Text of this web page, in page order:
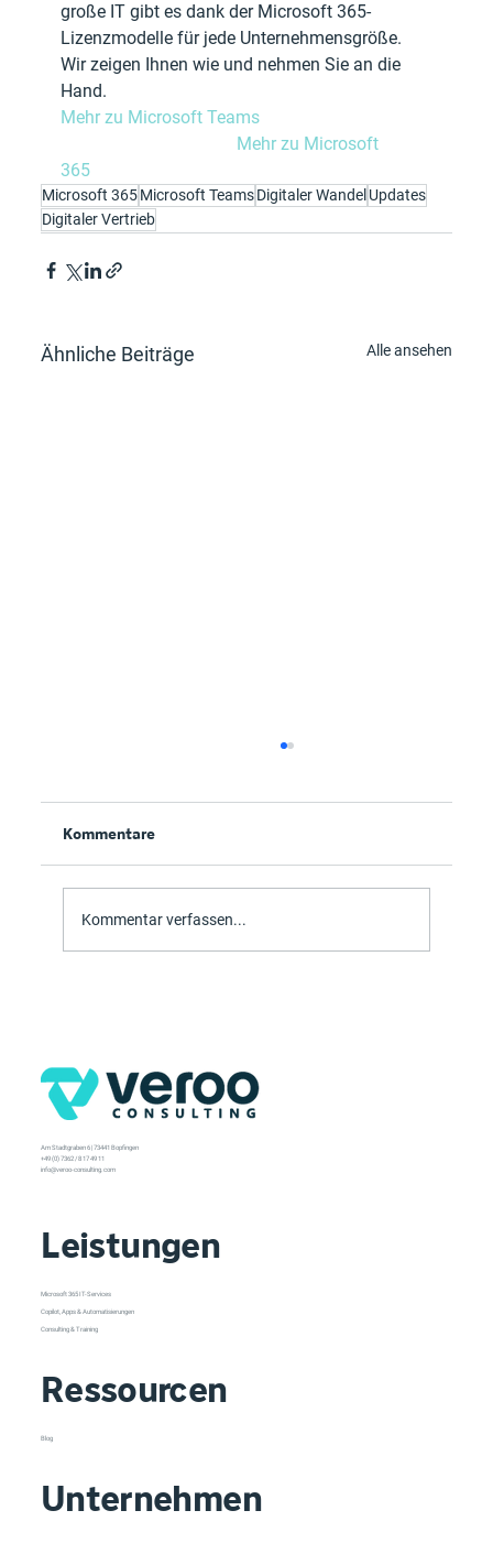
große IT gibt es dank der Microsoft 365-
Lizenzmodelle für jede Unternehmensgröße.
Wir zeigen Ihnen wie und nehmen Sie an die
Hand.
Mehr zu Microsoft
Microsoft 365Microsoft TeamsDigitaler Wandel Updates
Digitaler Vertrieb
Ähnliche Beiträge Alle ansehen
Hybrid Workplace
Kommentare
Kommentar verfassen...
Leistungen
Microsoft 365 IT-Services
Copilot, Apps & Automatisierungen
Consulting & Training
Unternehmen
Ressourcen
Blog
Am Stadtgraben 6 | 73441 Bopfingen
+49 (0) 7362 / 8 17 49 11
info@veroo-consulting.com